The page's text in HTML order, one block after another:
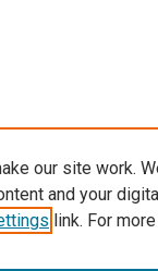
our site work.
and your
link. For